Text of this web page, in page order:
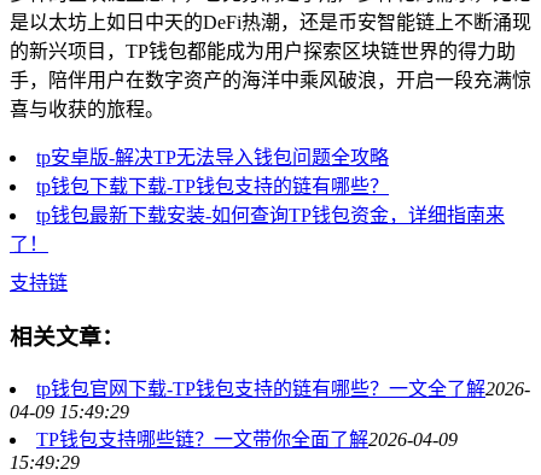
是以太坊上如日中天的DeFi热潮，还是币安智能链上不断涌现
的新兴项目，TP钱包都能成为用户探索区块链世界的得力助
手，陪伴用户在数字资产的海洋中乘风破浪，开启一段充满惊
喜与收获的旅程。
tp安卓版-解决TP无法导入钱包问题全攻略
tp钱包下载下载-TP钱包支持的链有哪些？
tp钱包最新下载安装-如何查询TP钱包资金，详细指南来
了！
支持链
相关文章：
tp钱包官网下载-TP钱包支持的链有哪些？一文全了解2026-
04-09 15:49:29
TP钱包支持哪些链？一文带你全面了解2026-04-09
15:49:29